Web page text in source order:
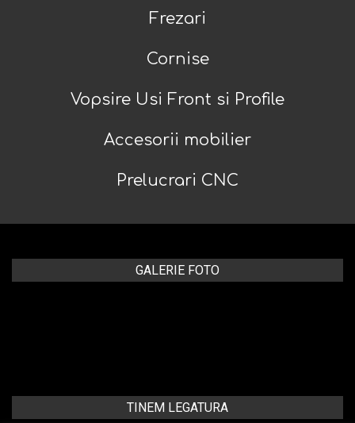
Frezari
Cornise
Vopsire Usi Front si Profile
Accesorii mobilier
Prelucrari CNC
GALERIE FOTO
TINEM LEGATURA